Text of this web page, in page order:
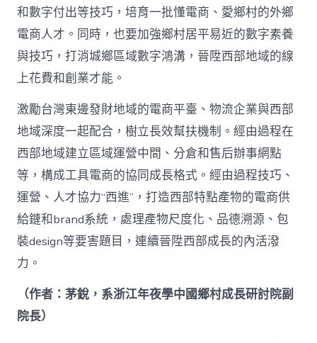
和數字付出等技巧，培育一批懂電商、愛鄉村的外鄉
電商人才。同時，也要加強鄉村居平易近的數字素養
與技巧，打消城鄉區域數字鴻溝，晉陞西部地域的線
上花費和創業才能。
激勵台灣東邊發財地域的電商平臺、物流企業與西部
地域深度一起配合，樹立長效幫扶機制。經由過程在
西部地域建立區域運營中間、分倉和售后辦事網點
等，構成工具電商的協同成長格式。經由過程技巧、
運營、人才協力“西進”，打造西部特點產物的電商供
給鏈和brand系統，處理產物尺度化、品德溯源、包
裝design等要害題目，連續晉陞西部成長的內活潑
力。
（作者：茅銳，系浙江年夜學中國鄉村成長研討院副
院長）